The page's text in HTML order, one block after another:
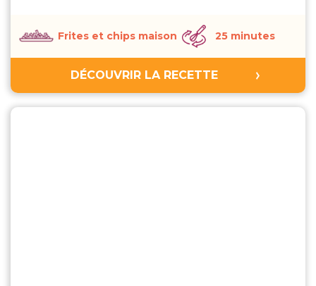
Frites et chips maison 25 minutes
DÉCOUVRIR LA RECETTE